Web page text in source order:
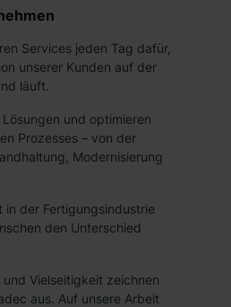
Services jeden Tag dafür,
unserer Kunden auf der
läuft.
und optimieren
Prozesses – von der
Modernisierung
in der Fertigungsindustrie
den Unterschied
Vielseitigkeit zeichnen
aus. Auf unsere Arbeit